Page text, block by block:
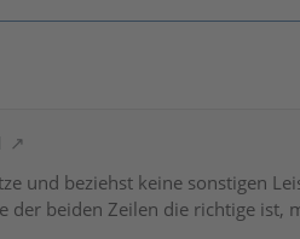
und beziehst keine sonstigen
der beiden Zeilen die richtige